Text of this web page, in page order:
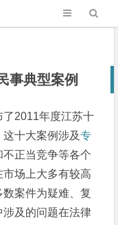
事典型案例
了2011年度江苏十
这十大案例涉及专
正当竞争等各个
场上大多有较高
案件为疑难、复
及的问题在法律